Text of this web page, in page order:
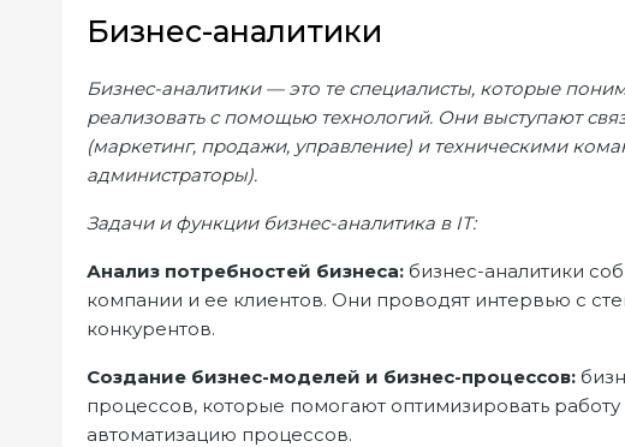
Бизнес-аналитики
Бизнес-аналитики — это те специалисты, которые
реализовать с помощью технологий. Они выступают
(маркетинг, продажи, управление) и техническими
администраторы).
Задачи и функции бизнес-аналитика в IT:
Анализ потребностей бизнеса: бизнес-аналитики
компании и ее клиентов. Они проводят интервью с
конкурентов.
Создание бизнес-моделей и бизнес-процессов:
процессов, которые помогают оптимизировать
автоматизацию процессов.